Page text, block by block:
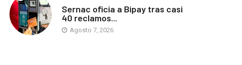
Sernac oficia a Bipay tras casi
40 reclamos...
Agosto 7, 2026